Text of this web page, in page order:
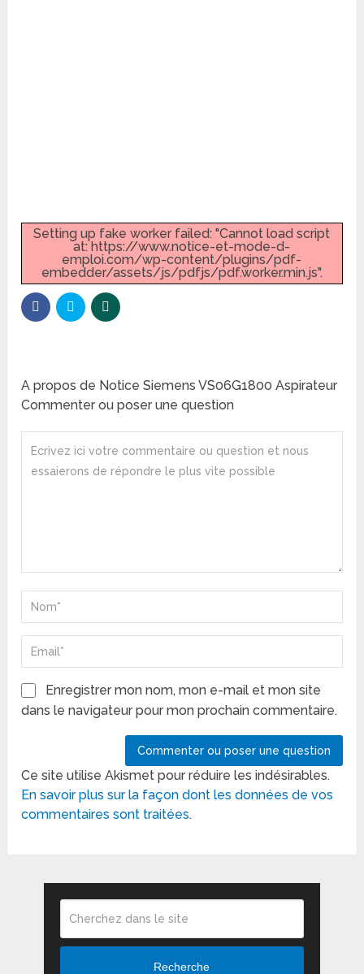
Setting up fake worker failed: "Cannot load script
at: https://www.notice-et-mode-d-
emploi.com/wp-content/plugins/pdf-
embedder/assets/js/pdfjs/pdf.worker.min.js".
A propos de Notice Siemens VS06G1800 Aspirateur
Commenter ou poser une question
Enregistrer mon nom, mon e-mail et mon site
dans le navigateur pour mon prochain commentaire.
Ce site utilise Akismet pour réduire les indésirables.
En savoir plus sur la façon dont les données de vos
commentaires sont traitées.
Recherche